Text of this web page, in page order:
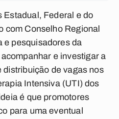
Estadual, Federal e do
com Conselho Regional
e pesquisadores da
e investigar a
distribuição de vagas nos
Intensiva (UTI) dos
é que promotores
para uma eventual